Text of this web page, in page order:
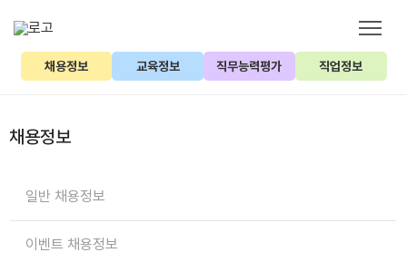
채용정보 교육정보 직무능력평가 직업정보
채용정보
일반 채용정보
이벤트 채용정보